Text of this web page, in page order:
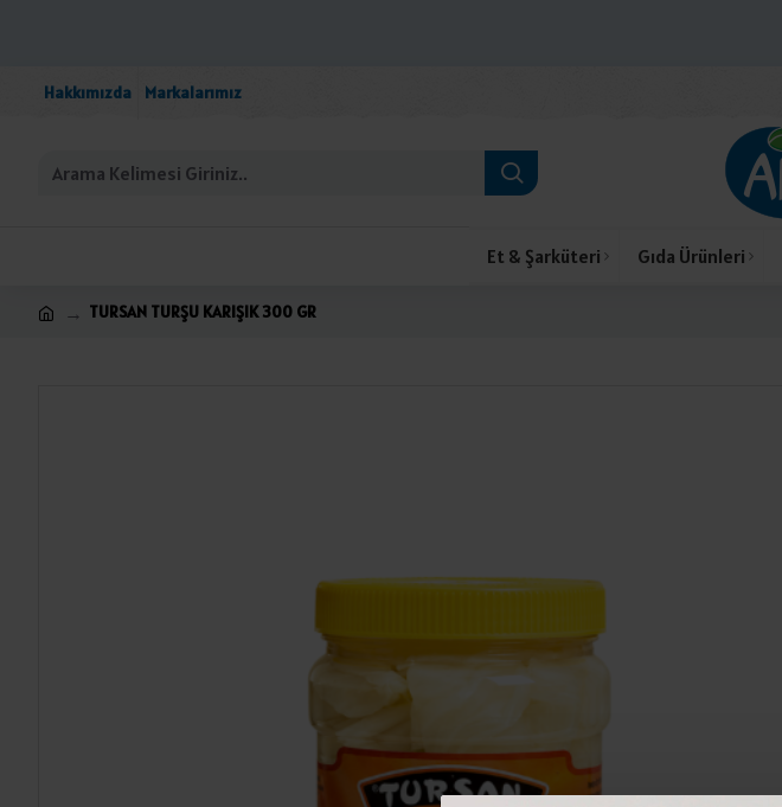
Hakkımızda Markalarımız
Et & Şarküteri Gıda Ürünleri
TURSAN TURŞU KARIŞIK 300 GR